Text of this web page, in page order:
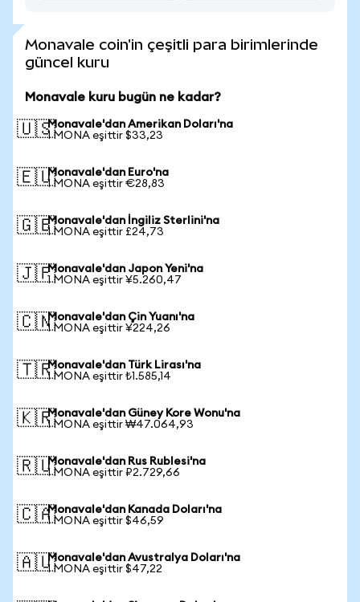
Monavale coin'in çeşitli para birimlerinde
güncel kuru
Monavale kuru bugün ne kadar?
🇺🇸Monavale'dan Amerikan Doları'na
1 MONA eşittir $33,23
🇪🇺Monavale'dan Euro'na
1 MONA eşittir €28,83
🇬🇧Monavale'dan İngiliz Sterlini'na
1 MONA eşittir £24,73
🇯🇵Monavale'dan Japon Yeni'na
1 MONA eşittir ¥5.260,47
🇨🇳Monavale'dan Çin Yuanı'na
1 MONA eşittir ¥224,26
🇹🇷Monavale'dan Türk Lirası'na
1 MONA eşittir ₺1.585,14
🇰🇷Monavale'dan Güney Kore Wonu'na
1 MONA eşittir ₩47.064,93
🇷🇺Monavale'dan Rus Rublesi'na
1 MONA eşittir ₽2.729,66
🇨🇦Monavale'dan Kanada Doları'na
1 MONA eşittir $46,59
🇦🇺Monavale'dan Avustralya Doları'na
1 MONA eşittir $47,22